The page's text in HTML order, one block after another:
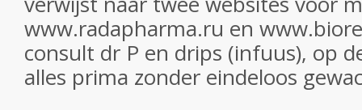
www.radapharma.ru en
consult dr P en drips (infuus), op
alles prima zonder eindeloos